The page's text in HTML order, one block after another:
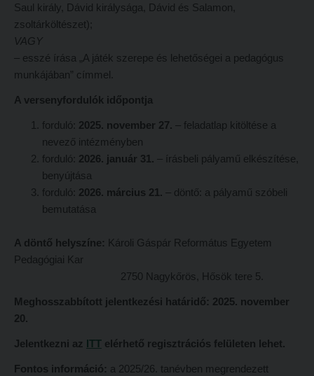
Kari kutatási pályázatok
Kari kiadványok
Hallgatói véleményvideók
Intézményi pontok
Intézményi pontok igazolása
A 2026. évi pótfelvételi eljárás alkalmassági vizsga tudnivalói
Hitéleti képzések jelentkezési lapja
Átvétel más felsőoktatási intézményből
KUTATÁS
Kari kutatócsoportok
Tehetséggondozás
Kari kiadványok
Pótfelvételi 2026
PK Felvételi Tájékoztató kiadvány
Hallgatói véleményvideók
Intézményi pontok igazolása
Saul király, Dávid királysága, Dávid és Salamon,
zsoltárköltészet);
VAGY
– esszé írása „A játék szerepe és lehetőségei a pedagógus
munkájában” címmel.
A versenyfordulók időpontja
forduló: 2025. november 27. – feladatlap kitöltése a
nevező intézményben
forduló: 2026. január 31. – írásbeli pályamű elkészítése,
benyújtása
forduló: 2026. március 21. – döntő: a pályamű szóbeli
bemutatása
A döntő helyszíne: Károli Gáspár Református Egyetem
Pedagógiai Kar
2750 Nagykőrös, Hősök tere 5.
Meghosszabbított jelentkezési határidő: 2025. november
20.
Jelentkezni az ITT elérhető regisztrációs felületen lehet.
Fontos információ: a 2025/26. tanévben megrendezett